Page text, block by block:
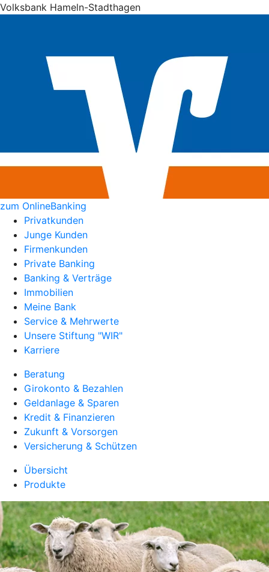
Volksbank Hameln-Stadthagen
zum OnlineBanking
Privatkunden
Junge Kunden
Firmenkunden
Private Banking
Banking & Verträge
Immobilien
Meine Bank
Service & Mehrwerte
Unsere Stiftung "WIR"
Karriere
Beratung
Girokonto & Bezahlen
Geldanlage & Sparen
Kredit & Finanzieren
Zukunft & Vorsorgen
Versicherung & Schützen
Übersicht
Produkte